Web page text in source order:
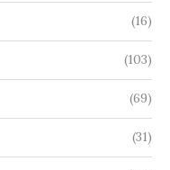
(16)
(103)
(69)
(31)